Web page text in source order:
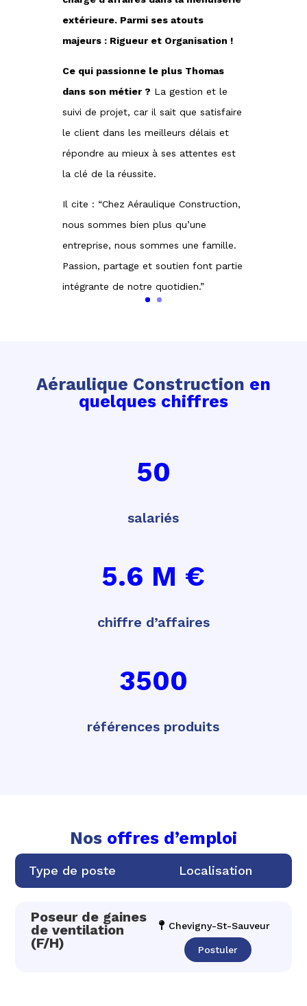
extérieure. Parmi ses atouts
majeurs : Rigueur et Organisation !
Ce qui passionne le plus Thomas
dans son métier ? La gestion et le
suivi de projet, car il sait que satisfaire
le client dans les meilleurs délais et
répondre au mieux à ses attentes est
la clé de la réussite.
Il cite : “Chez Aéraulique Construction,
nous sommes bien plus qu’une
entreprise, nous sommes une famille.
Passion, partage et soutien font partie
intégrante de notre quotidien.”
Aéraulique Construction en
quelques chiffres
50
salariés
5.6 M €
chiffre d’affaires
3500
références produits
Nos offres d’emploi
Type de poste Localisation
Poseur de gaines
de ventilation
(F/H)
Chevigny-St-Sauveur
Postuler